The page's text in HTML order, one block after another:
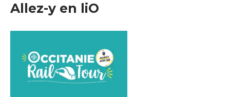
Allez-y en liO